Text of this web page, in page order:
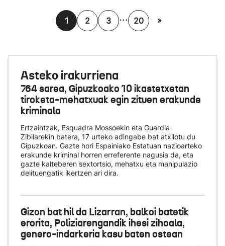
1 2 3 ... 20 »
Asteko irakurriena
764 sarea, Gipuzkoako 10 ikastetxetan
tiroketa-mehatxuak egin zituen erakunde
kriminala
Ertzaintzak, Esquadra Mossoekin eta Guardia
Zibilarekin batera, 17 urteko adingabe bat atxilotu du
Gipuzkoan. Gazte hori Espainiako Estatuan nazioarteko
erakunde kriminal horren erreferente nagusia da, eta
gazte kalteberen sextortsio, mehatxu eta manipulazio
delituengatik ikertzen ari dira.
Gizon bat hil da Lizarran, balkoi batetik
erorita, Poliziarengandik ihesi zihoala,
genero-indarkeria kasu baten ostean